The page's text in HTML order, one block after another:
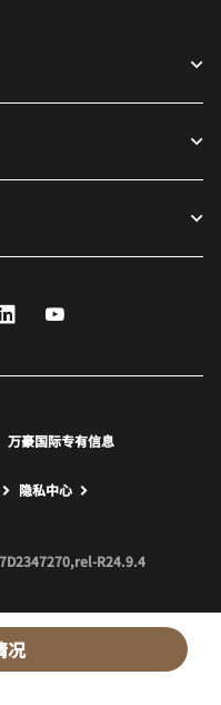
况
LinkedIn
万豪国际专有信息
隐私中心
口
R24.9.4